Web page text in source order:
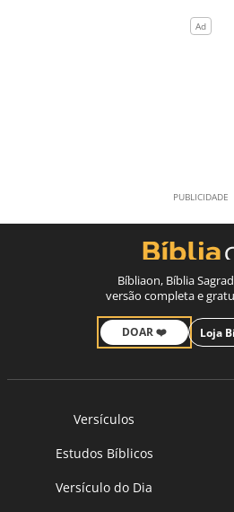
Bíbliaon, Bíblia
versão completa e
DOAR ❤️ Loja
Versículos
Estudos Bíblicos
Versículo do Dia